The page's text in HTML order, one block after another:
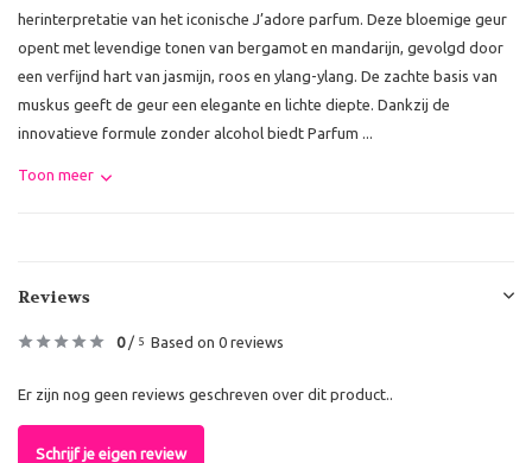
herinterpretatie van het iconische J’adore parfum. Deze bloemige geur
opent met levendige tonen van bergamot en mandarijn, gevolgd door
een verfijnd hart van jasmijn, roos en ylang-ylang. De zachte basis van
muskus geeft de geur een elegante en lichte diepte. Dankzij de
innovatieve formule zonder alcohol biedt Parfum ...
Toon meer
Reviews
0/ 5 Based on 0 reviews
Er zijn nog geen reviews geschreven over dit product..
Schrijf je eigen review